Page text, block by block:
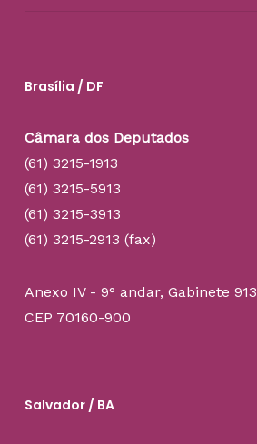
Brasília / DF
Câmara dos Deputados
(61) 3215-1913
(61) 3215-5913
(61) 3215-3913
(61) 3215-2913 (fax)
Anexo IV - 9° andar, Gabinete 913
CEP 70160-900
Salvador / BA